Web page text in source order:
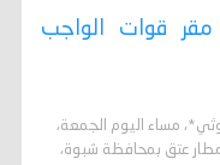
قوات الواجب
مساء اليوم الجمعة،
عتق بمحافظة شبوة،